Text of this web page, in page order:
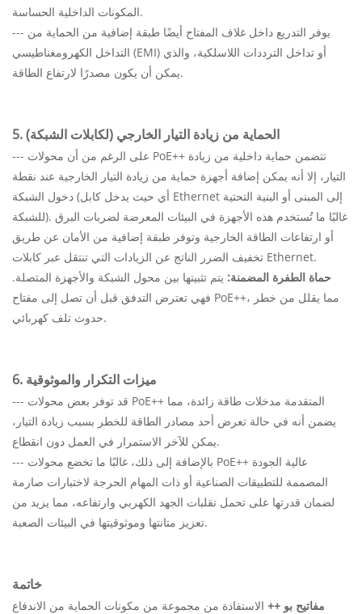
المكونات الداخلية الحساسة.
--- يوفر التدريع داخل غلاف المفتاح أيضًا طبقة إضافية من الحماية من
التداخل الكهرومغناطيسي (EMI) أو تداخل الترددات اللاسلكية، والذي
يمكن أن يكون مصدرًا لارتفاع الطاقة.
5. الحماية من زيادة التيار الخارجي (لكابلات الشبكة)
--- على الرغم من أن محولات PoE++ تتضمن حماية داخلية من زيادة
التيار، إلا أنه يمكن إضافة أجهزة حماية من زيادة التيار الخارجية عند نقطة
دخول الشبكة (أي حيث يدخل كابل Ethernet إلى المبنى أو البنية التحتية
للشبكة). غالبًا ما تُستخدم هذه الأجهزة في البيئات المعرضة لضربات البرق
أو ارتفاعات الطاقة الخارجية وتوفر طبقة إضافية من الأمان عن طريق
تخفيف الضرر الناتج عن الزيادات التي تنتقل عبر كابلات Ethernet.
حماة الطفرة المضمنة: يتم تثبيتها بين محول الشبكة والأجهزة المتصلة.
فهي تعترض التدفق قبل أن تصل إلى مفتاح PoE++، مما يقلل من خطر
حدوث تلف كهربائي.
6. ميزات التكرار والموثوقية
--- قد توفر بعض محولات PoE++ المتقدمة مدخلات طاقة زائدة، مما
يضمن أنه في حالة تعرض أحد مصادر الطاقة للخطر بسبب زيادة التيار،
يمكن للآخر الاستمرار في العمل دون انقطاع.
--- بالإضافة إلى ذلك، غالبًا ما تخضع محولات PoE++ عالية الجودة
المصممة للتطبيقات الصناعية أو ذات المهام الحرجة لاختبارات صارمة
لضمان قدرتها على تحمل تقلبات الجهد الكهربي وارتفاعه، مما يزيد من
تعزيز متانتها وموثوقيتها في البيئات الصعبة.
خاتمة
مفاتيح بو ++ الاستفادة من مجموعة من مكونات الحماية من الاندفاع